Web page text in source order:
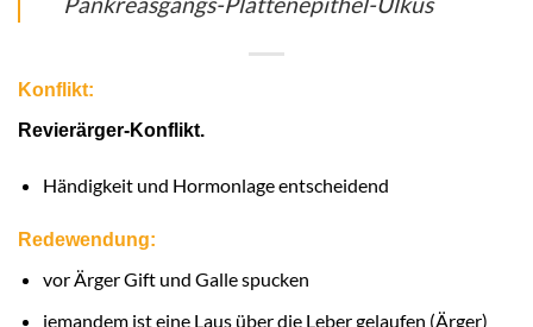
Konflikt:
Revierärger-Konflikt.
Händigkeit und Hormonlage entscheidend
Redewendung:
vor Ärger Gift und Galle spucken
jemandem ist eine Laus über die Leber gelaufen (Ärger)